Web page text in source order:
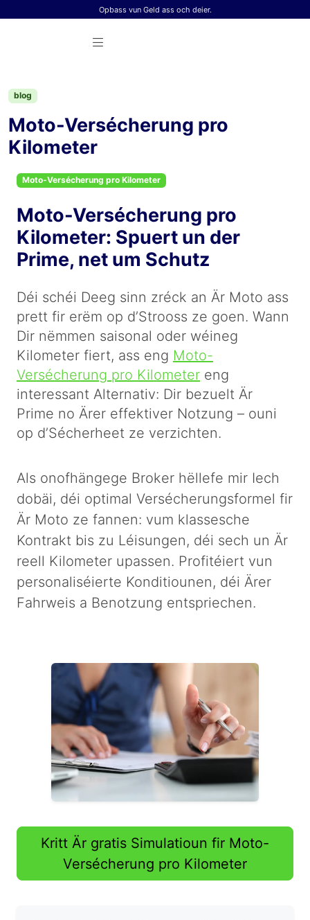
Opbass vun Geld ass och deier.
blog
Moto-Versécherung pro
Kilometer
Moto-Versécherung pro Kilometer
Moto-Versécherung pro
Kilometer: Spuert un der
Prime, net um Schutz
Déi schéi Deeg sinn zréck an Är Moto ass
prett fir erëm op d’Strooss ze goen. Wann
Dir nëmmen saisonal oder wéineg
Kilometer fiert, ass eng Moto-
Versécherung pro Kilometer eng
interessant Alternativ: Dir bezuelt Är
Prime no Ärer effektiver Notzung – ouni
op d’Sécherheet ze verzichten.
Als onofhängege Broker hëllefe mir Iech
dobäi, déi optimal Versécherungsformel fir
Är Moto ze fannen: vum klassesche
Kontrakt bis zu Léisungen, déi sech un Är
reell Kilometer upassen. Profitéiert vun
personaliséierte Konditiounen, déi Ärer
Fahrweis a Benotzung entspriechen.
Kritt Är gratis Simulatioun fir Moto-
Versécherung pro Kilometer